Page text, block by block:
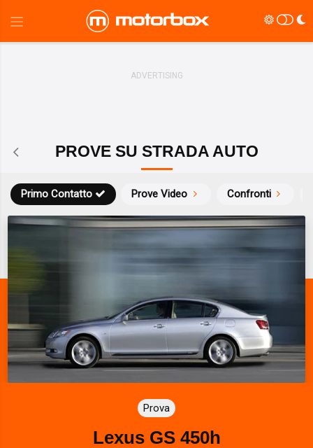
PROVE SU STRADA AUTO
Prove Video Confronti
Primo Contatto
Prova
Lexus GS 450h